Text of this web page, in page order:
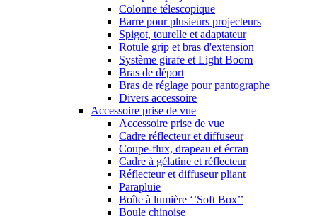
Colonne télescopique
Barre pour plusieurs projecteurs
Spigot, tourelle et adaptateur
Rotule grip et bras d'extension
Système girafe et Light Boom
Bras de déport
Bras de réglage pour pantographe
Divers accessoire
Accessoire prise de vue
Accessoire prise de vue
Cadre réflecteur et diffuseur
Coupe-flux, drapeau et écran
Cadre à gélatine et réflecteur
Réflecteur et diffuseur pliant
Parapluie
Boîte à lumière ‘’Soft Box’’
Boule chinoise